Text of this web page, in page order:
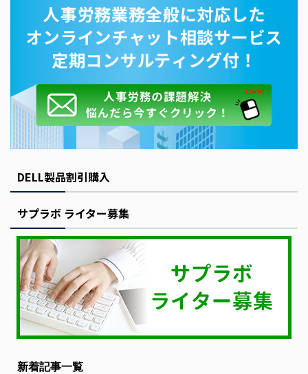
DELL製品割引購入
サプラボ ライター募集
新着記事一覧